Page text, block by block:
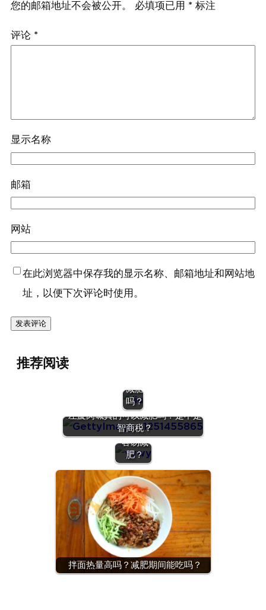
您的邮箱地址不会被公开。 必填项已用 * 标注
评论 *
显示名称
邮箱
网站
在此浏览器中保存我的显示名称、邮箱地址和网站地
址，以便下次评论时使用。
推荐阅读
减肥
吗？
左旋肉碱真的可以减肥吗？是不是
智商税？
有氧运动
和无氧运
动哪个更
容易减
肥？
拌面热量高吗？减肥期间能吃吗？